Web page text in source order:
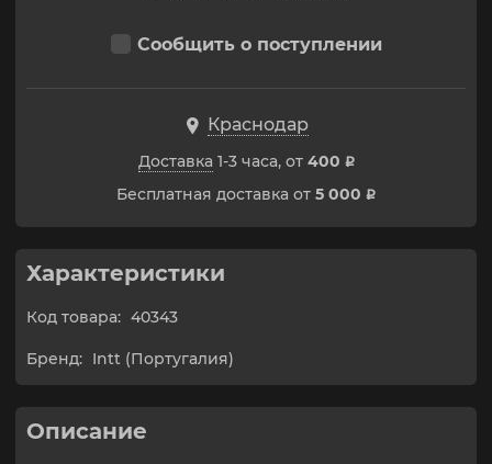
Сообщить о поступлении
Краснодар
Доставка 1-3 часа, от 400 p
Бесплатная доставка от 5 000 p
Характеристики
Код товара: 40343
Бренд: Intt (Португалия)
Описание